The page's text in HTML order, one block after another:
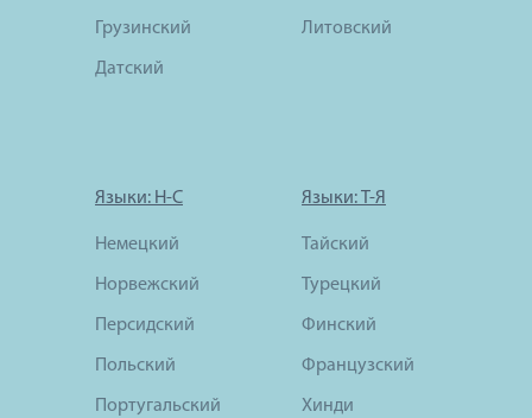
Грузинский
Датский
Литовский
Языки: Н-С
Немецкий
Норвежский
Персидский
Польский
Португальский
Языки: Т-Я
Тайский
Турецкий
Финский
Французский
Хинди